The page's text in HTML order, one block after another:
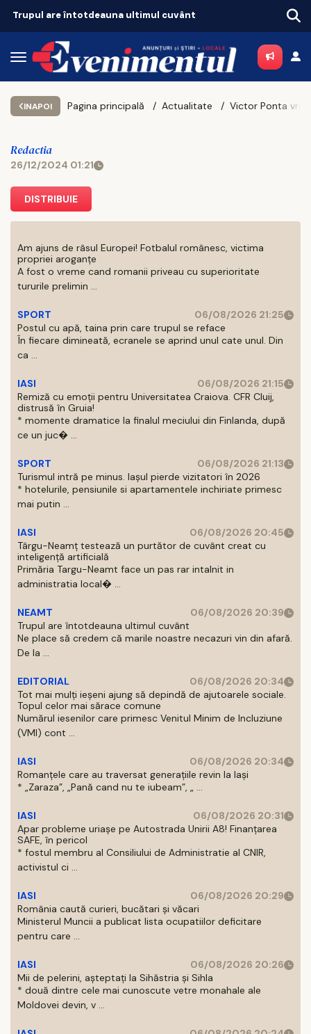
INAPOI Pagina principală Actualitate
Redactia
26/12/2024 01:21
DISTRIBUIE
Am ajuns de râsul Europei! Fotbalul românesc, victima
propriei aroganțe
A fost o vreme cand romanii priveau cu superioritate
tururile prelimin ...
SPORT
06/08/2026 21:25
Postul cu apă, taina prin care trupul se reface
În fiecare dimineată, ecranele se aprind unul cate unul. Din
ca ...
IASI
06/08/2026 21:15
Remiză cu emoții pentru Universitatea Craiova. CFR Cluij,
distrusă în Gruia!
* momente dramatice la finalul meciului din Finlanda, după
ce un juc� ...
SPORT
06/08/2026 21:13
Turismul intră pe minus. Iașul pierde vizitatori în 2026
* hotelurile, pensiunile si apartamentele inchiriate primesc
mai putin ...
IASI
06/08/2026 20:45
Târgu-Neamț testează un purtător de cuvânt creat cu
inteligență artificială
Primăria Targu-Neamt face un pas rar intalnit in
administratia local� ...
NEAMT
06/08/2026 20:39
Trupul are întotdeauna ultimul cuvânt
Ne place să credem că marile noastre necazuri vin din afară.
De la ...
EDITORIAL
06/08/2026 20:34
Tot mai mulți ieșeni ajung să depindă de ajutoarele sociale.
Topul celor mai sărace comune
Numărul iesenilor care primesc Venitul Minim de Incluziune
(VMI) cont ...
IASI
06/08/2026 20:34
Romanțele care au traversat generațiile revin la Iași
* „Zaraza”, „Pană cand nu te iubeam”, „ ...
IASI
06/08/2026 20:31
Apar probleme uriașe pe Autostrada Unirii A8! Finanțarea
SAFE, în pericol
* fostul membru al Consiliului de Administratie al CNIR,
activistul ci ...
IASI
06/08/2026 20:29
România caută curieri, bucătari și văcari
Ministerul Muncii a publicat lista ocupatiilor deficitare
pentru care ...
IASI
06/08/2026 20:26
Mii de pelerini, așteptați la Sihăstria și Sihla
* două dintre cele mai cunoscute vetre monahale ale
Moldovei devin, v ...